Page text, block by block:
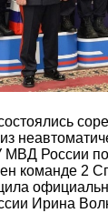
МВД России
команде 2
Ирина